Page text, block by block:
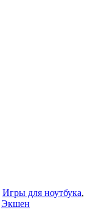
Игры для ноутбука,
Экшен